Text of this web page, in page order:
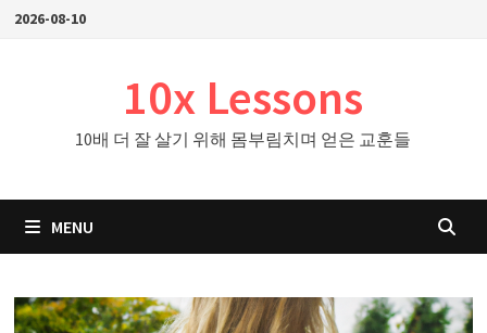
Skip2026-08-10
10x Lessons
10배 더 잘 살기 위해 몸부림치며 얻은 교훈들
MENU